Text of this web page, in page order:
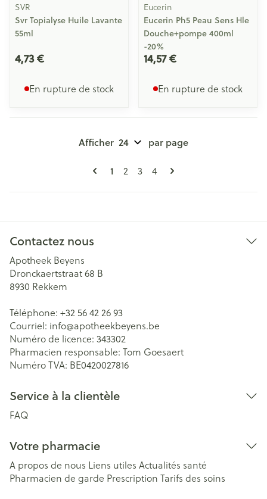
SVR
Svr Topialyse Huile Lavante
55ml
4,73 €
En rupture de stock
Eucerin
Eucerin Ph5 Peau Sens Hle
Douche+pompe 400ml
-20%
14,57 €
En rupture de stock
Pages
Vous lisez actuellement la page
1 Page
2 Page
3 Page
4
Afficher par page
Contactez nous
Apotheek Beyens
Dronckaertstraat 68 B
8930 Rekkem
Téléphone: +32 56 42 26 93
Courriel: info@apotheekbeyens.be
Numéro de licence: 343302
Pharmacien responsable: Tom Goesaert
Numéro TVA: BE0420027816
Service à la clientèle
FAQ
Votre pharmacie
A propos de nous Liens utiles Actualités santé
Pharmacien de garde Prescription Tarifs des soins